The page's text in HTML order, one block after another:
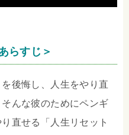
らすじ＞
後悔し、人生をやり直
んな彼のためにペンギ
直せる「人生リセット